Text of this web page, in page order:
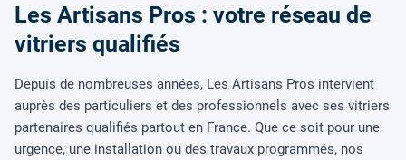
Les Artisans Pros : votre réseau de
vitriers qualifiés
Depuis de nombreuses années, Les Artisans Pros intervient
auprès des particuliers et des professionnels avec ses vitriers
partenaires qualifiés partout en France. Que ce soit pour une
urgence, une installation ou des travaux programmés, nos